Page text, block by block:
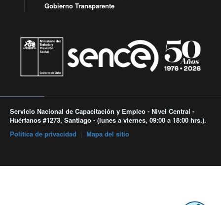
Gobierno Transparente
Servicio Nacional de Capacitación y Empleo - Nivel Central -
Huérfanos #1273, Santiago - (lunes a viernes, 09:00 a 18:00 hrs.).
Política de privacidad
Mapa del sitio